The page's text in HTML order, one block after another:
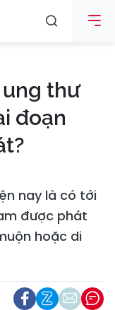
ung thư
đoạn
nay là có tới
được phát
hoặc di